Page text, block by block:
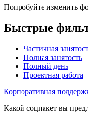
Попробуйте изменить
Быстрые
Частичная
Полная занятость
Полный день
Проектная работа
Корпоративная
Какой соцпакет вы